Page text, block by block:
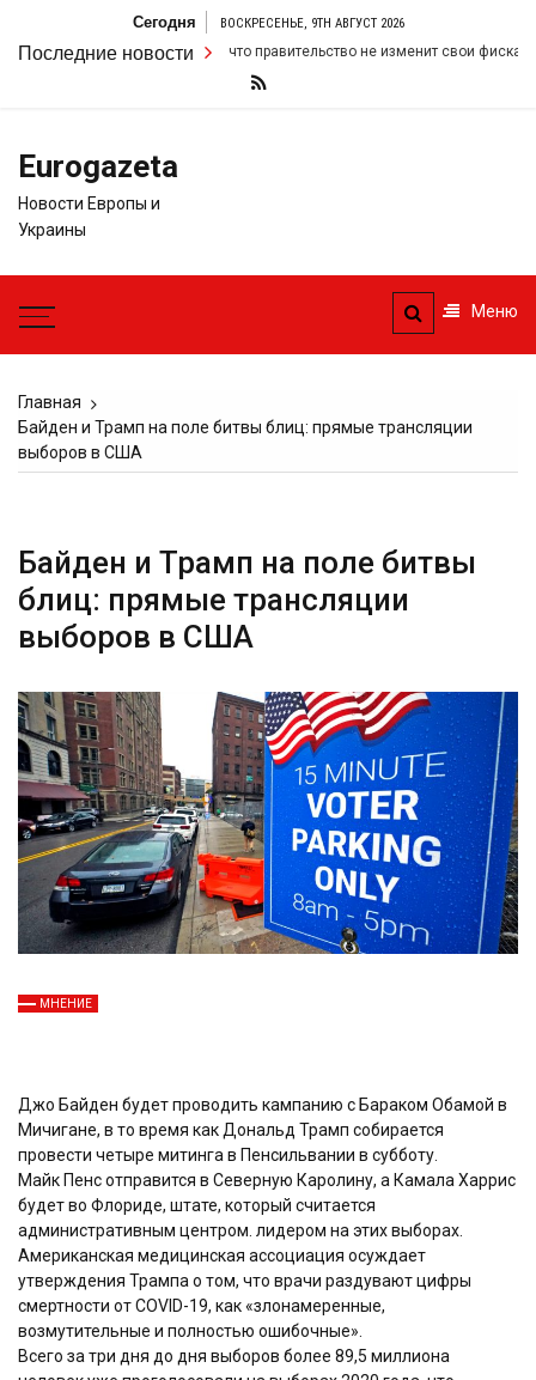
содержимому
Сегодня ВОСКРЕСЕНЬЕ, 9TH АВГУСТ 2026
Последние новости
настойчивость в том, что правительство не изменит свои фискальные
Eurogazeta
Новости Европы и
Украины
Меню
Главная
Байден и Трамп на поле битвы блиц: прямые трансляции
выборов в США
Байден и Трамп на поле битвы
блиц: прямые трансляции
выборов в США
МНЕНИЕ
Джо Байден будет проводить кампанию с Бараком Обамой в
Мичигане, в то время как Дональд Трамп собирается
провести четыре митинга в Пенсильвании в субботу.
Майк Пенс отправится в Северную Каролину, а Камала Харрис
будет во Флориде, штате, который считается
административным центром. лидером на этих выборах.
Американская медицинская ассоциация осуждает
утверждения Трампа о том, что врачи раздувают цифры
смертности от COVID-19, как «злонамеренные,
возмутительные и полностью ошибочные».
Всего за три дня до дня выборов более 89,5 миллиона